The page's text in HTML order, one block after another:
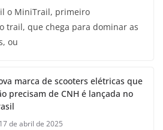
o MiniTrail, primeiro
trail, que chega para dominar as
ou
marca de scooters elétricas que
precisam de CNH é lançada no
17 de abril de 2025